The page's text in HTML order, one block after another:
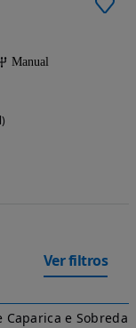
Manual
Ver filtros
Caparica e Sobreda